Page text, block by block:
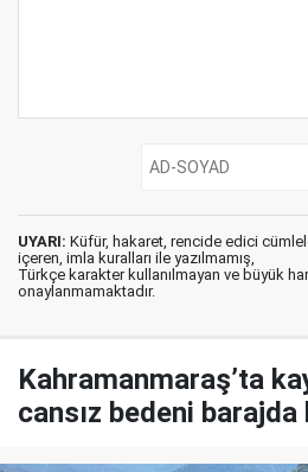
UYARI: Küfür, hakaret, rencide edici
içeren, imla kuralları ile yazılmamış,
Türkçe karakter kullanılmayan ve büyük
onaylanmamaktadır.
Kahramanmaraş’ta
cansız bedeni barajda